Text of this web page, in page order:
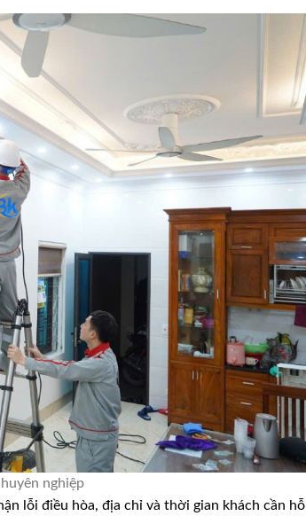
nghiệp
lỗi điều hòa, địa chỉ và thời gian khách cần hỗ